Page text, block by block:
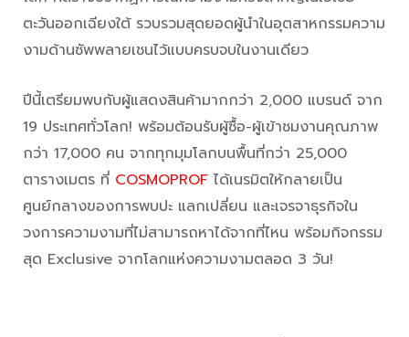
ตะวันออกเฉียงใต้ รวบรวมสุดยอดผู้นำในอุตสาหกรรมความ
งามด้านซัพพลายเชนไว้แบบครบจบในงานเดียว
ปีนี้เตรียมพบกับผู้แสดงสินค้ามากกว่า 2,000 แบรนด์ จาก
19 ประเทศทั่วโลก! พร้อมต้อนรับผู้ซื้อ-ผู้เข้าชมงานคุณภาพ
กว่า 17,000 คน จากทุกมุมโลกบนพื้นที่กว่า 25,000
ตารางเมตร ที่ COSMOPROF ได้เนรมิตให้กลายเป็น
ศูนย์กลางของการพบปะ แลกเปลี่ยน และเจรจาธุรกิจใน
วงการความงามที่ไม่สามารถหาได้จากที่ไหน พร้อมกิจกรรม
สุด Exclusive จากโลกแห่งความงามตลอด 3 วัน!